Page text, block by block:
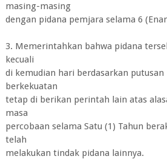
masing-masing
dengan pidana pemjara selama 6
3. Memerintahkan bahwa pidana
kecuali
di kemudian hari berdasarkan
berkekuatan
tetap di berikan perintah lain atas
masa
percobaan selama Satu (1) Tahun
telah
melakukan tindak pidana lainnya.